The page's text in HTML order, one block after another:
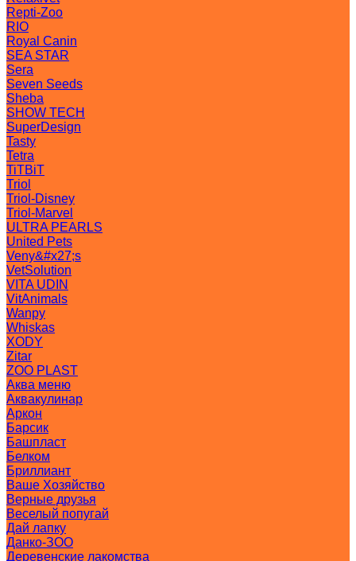
Repti-Zoo
RIO
Royal Canin
SEA STAR
Sera
Seven Seeds
Sheba
SHOW TECH
SuperDesign
Tasty
Tetra
TiTBiT
Triol
Triol-Disney
Triol-Marvel
ULTRA PEARLS
United Pets
Veny&#x27;s
VetSolution
VITA UDIN
VitAnimals
Wanpy
Whiskas
XODY
Zitar
ZOO PLAST
Аква меню
Аквакулинар
Аркон
Барсик
Башпласт
Белком
Бриллиант
Ваше Хозяйство
Верные друзья
Веселый попугай
Дай лапку
Данко-ЗОО
Деревенские лакомства